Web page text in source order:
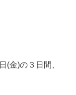
(金)の３日間、